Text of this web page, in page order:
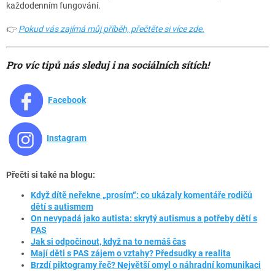
každodenním fungování.
👉 Pokud vás zajímá můj příběh, přečtěte si více zde.
Pro víc tipů nás sleduj i na sociálních sítích!
Facebook
Instagram
Přečti si také na blogu:
Když dítě neřekne „prosím“: co ukázaly komentáře rodičů
dětí s autismem
On nevypadá jako autista: skrytý autismus a potřeby dětí s
PAS
Jak si odpočinout, když na to nemáš čas
Mají děti s PAS zájem o vztahy? Předsudky a realita
Brzdí piktogramy řeč? Největší omyl o náhradní komunikaci